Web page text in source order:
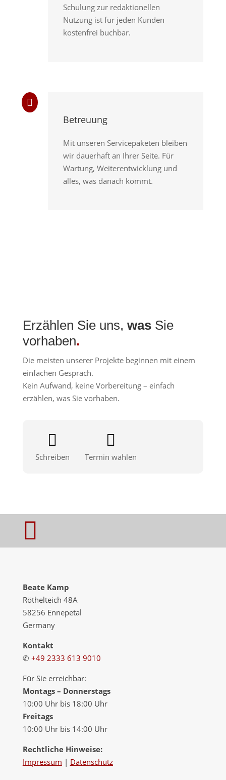
Schulung zur redaktionellen
Nutzung ist für jeden Kunden
kostenfrei buchbar.
Betreuung
Mit unseren Servicepaketen bleiben
wir dauerhaft an Ihrer Seite. Für
Wartung, Weiterentwicklung und
alles, was danach kommt.

Erzählen Sie uns, wasSie
vorhaben.
Die meisten unserer Projekte beginnen mit einem
einfachen Gespräch.
Kein Aufwand, keine Vorbereitung – einfach
erzählen, was Sie vorhaben.

Schreiben

Termin wählen

Beate Kamp
Röthelteich 48A
58256 Ennepetal
Germany
Kontakt
✆ +49 2333 613 9010
Für Sie erreichbar:
Montags – Donnerstags
10:00 Uhr bis 18:00 Uhr
Freitags
10:00 Uhr bis 14:00 Uhr
Rechtliche Hinweise:
Impressum | Datenschutz